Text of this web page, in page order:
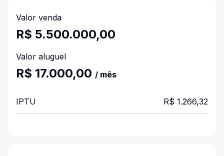
Valor venda
R$ 5.500.000,00
Valor aluguel
R$ 17.000,00 / mês
IPTU R$ 1.266,32